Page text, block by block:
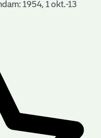
1954, 1 okt.-13